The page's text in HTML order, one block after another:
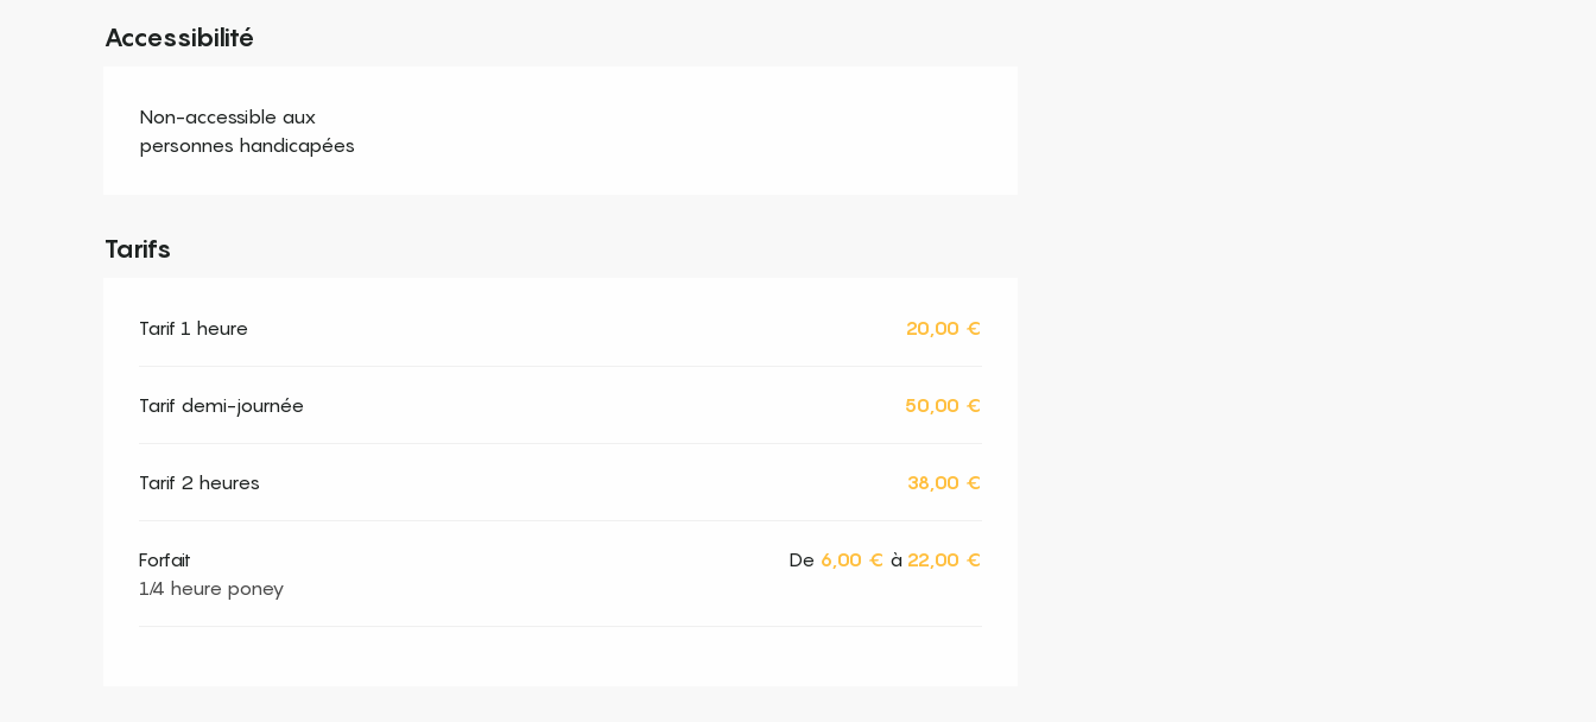
Accessibilité
Non-accessible aux
personnes handicapées
Tarifs
Tarif 1 heure 20,00 €
Tarif demi-journée 50,00 €
Tarif 2 heures 38,00 €
Forfait
1/4 heure poney
De 6,00 € à 22,00 €